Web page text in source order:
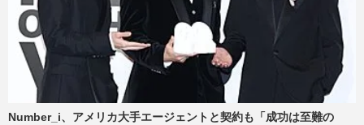
Number_i、アメリカ大手エージェントと契約も「成功は至難の